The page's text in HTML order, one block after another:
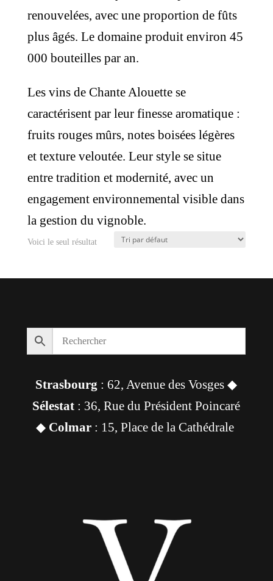
renouvelées, avec une proportion de fûts
plus âgés. Le domaine produit environ 45
000 bouteilles par an.
Les vins de Chante Alouette se
caractérisent par leur finesse aromatique :
fruits rouges mûrs, notes boisées légères
et texture veloutée. Leur style se situe
entre tradition et modernité, avec un
engagement environnemental visible dans
la gestion du vignoble.
Voici le seul résultat
Strasbourg : 62, Avenue des Vosges ◆
Sélestat : 36, Rue du Président Poincaré
◆ Colmar: 15, Place de la Cathédrale